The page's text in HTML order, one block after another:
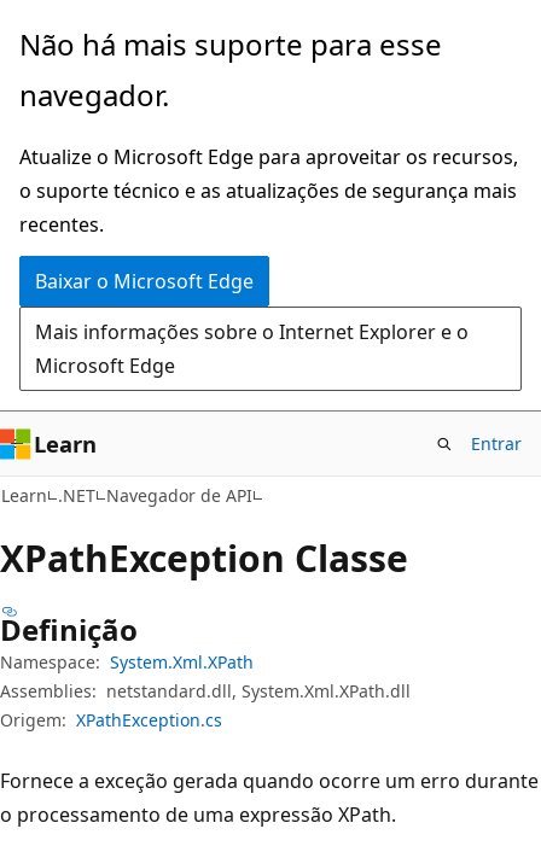
Pular
o
principal
Ignore
passe
a
navegação
na
página
Não há mais suporte para esse
navegador.
Atualize o Microsoft Edge para aproveitar os recursos,
o suporte técnico e as atualizações de segurança mais
recentes.
Baixar o Microsoft Edge
Mais informações sobre o Internet Explorer e o
Microsoft Edge
Learn Entrar
Learn .NET Navegador de API
XPathException Classe
Definição
Namespace: System.Xml.XPath
Assemblies: netstandard.dll, System.Xml.XPath.dll
Origem: XPathException.cs
Fornece a exceção gerada quando ocorre um erro durante
o processamento de uma expressão XPath.